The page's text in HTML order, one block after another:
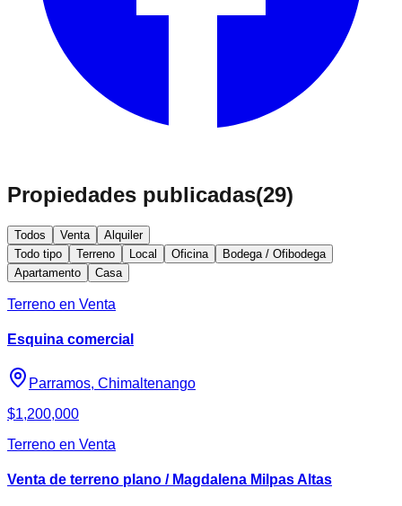
Propiedades publicadas(29)
Todos Venta
Alquiler
Todo tipo
Terreno Local Oficina
Bodega / Ofibodega
Apartamento
Casa
Terreno en Venta
Esquina comercial
Parramos, Chimaltenango
$1,200,000
Terreno en Venta
Venta de terreno plano / Magdalena Milpas Altas